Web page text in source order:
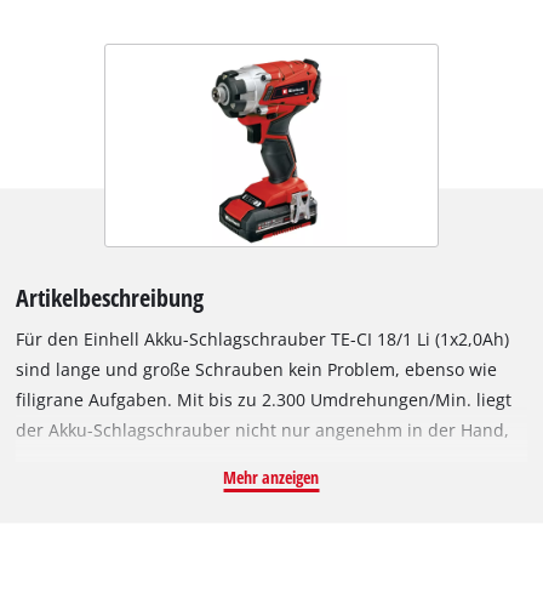
Artikelbeschreibung
Für den Einhell Akku-Schlagschrauber TE-CI 18/1 Li (1x2,0Ah)
sind lange und große Schrauben kein Problem, ebenso wie
filigrane Aufgaben. Mit bis zu 2.300 Umdrehungen/Min. liegt
der Akku-Schlagschrauber nicht nur angenehm in der Hand,
Drehzahlregelelektronik ist fein dosierbar und sorgt für
Mehr anzeigen